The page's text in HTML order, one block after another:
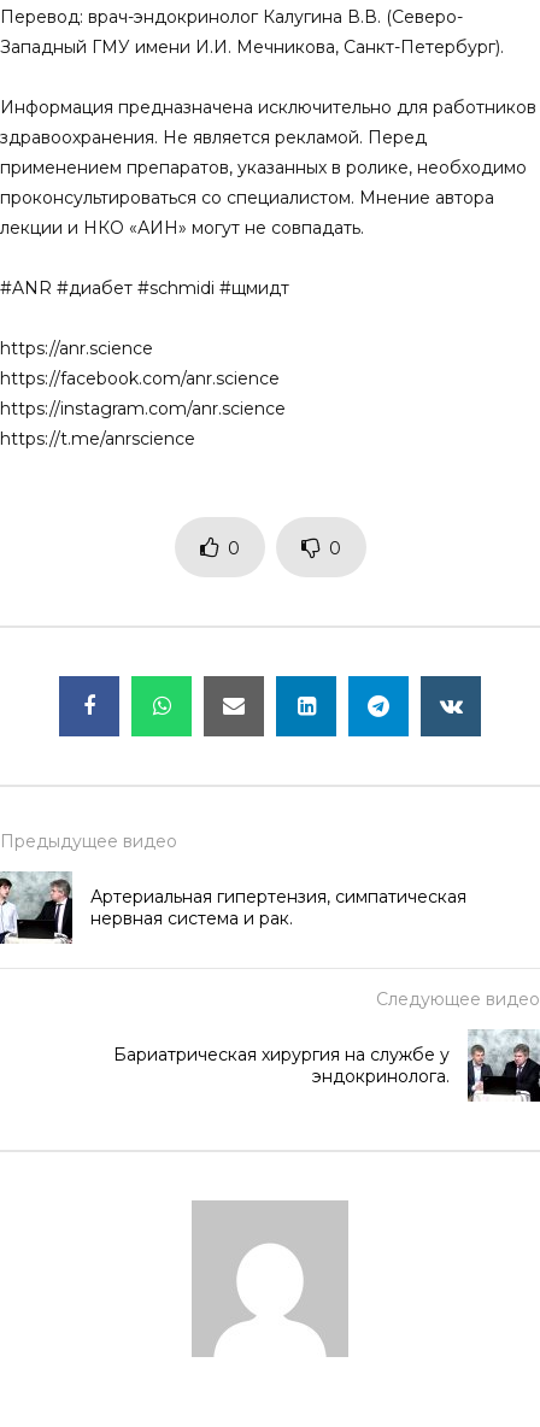
Перевод: врач-эндокринолог Калугина В.В. (Северо-
Западный ГМУ имени И.И. Мечникова, Санкт-Петербург).
Информация предназначена исключительно для работников
здравоохранения. Не является рекламой. Перед
применением препаратов, указанных в ролике, необходимо
проконсультироваться со специалистом. Мнение автора
лекции и НКО «АИН» могут не совпадать.
#ANR​​ #диабет #schmidi #щмидт​
https://anr.science​​
https://facebook.com/anr.science​​
https://instagram.com/anr.science​​
https://t.me/anrscience​​
0 0
Предыдущее видео
Артериальная гипертензия, симпатическая
нервная система и рак.
Следующее видео
Бариатрическая хирургия на службе у
эндокринолога.